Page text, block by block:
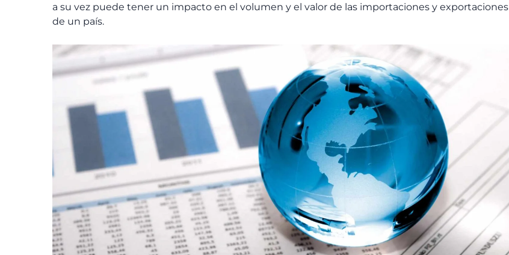
a su vez puede tener un impacto en el volumen y el valor de las importaciones y exportaciones
de un país.